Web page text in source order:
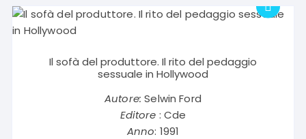
Il sofà del produttore. Il rito del pedaggio
sessuale in Hollywood
Autore: Selwin Ford
Editore : Cde
Anno: 1991